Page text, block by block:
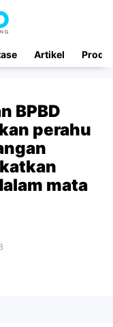
Artikel
BPBD
perahu
mata